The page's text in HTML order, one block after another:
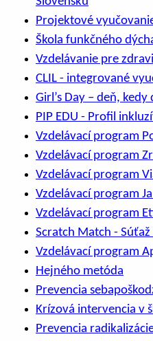
Projektové
Škola funkčného
Vzdelávanie pre
CLIL - integrované
Girl’s Day – deň,
PIP EDU - Profil
Vzdelávací program
Vzdelávací program
Vzdelávací program
Vzdelávací program
Vzdelávací program
Scratch Match -
Vzdelávací program
Hejného metóda
Prevencia
Krízová intervencia v
Prevencia